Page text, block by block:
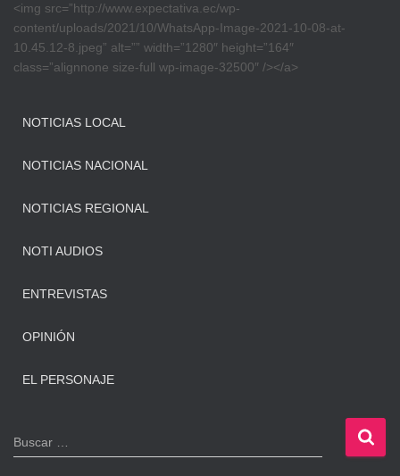
<img src=”http://www.expectativa.ec/wp-
content/uploads/2021/10/WhatsApp-Image-2021-10-08-at-
10.45.12-8.jpeg” alt=”” width=”1280″ height=”164″
class=”alignnone size-full wp-image-32500″ /></a>
NOTICIAS LOCAL
NOTICIAS NACIONAL
NOTICIAS REGIONAL
NOTI AUDIOS
ENTREVISTAS
OPINIÓN
EL PERSONAJE
B
u
Buscar …